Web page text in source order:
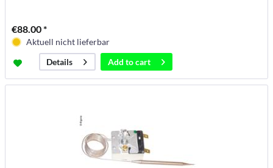
€88.00 *
Aktuell nicht lieferbar
Details
Add tocart